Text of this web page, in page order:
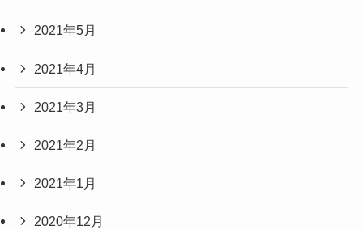
2021年5月
2021年4月
2021年3月
2021年2月
2021年1月
2020年12月